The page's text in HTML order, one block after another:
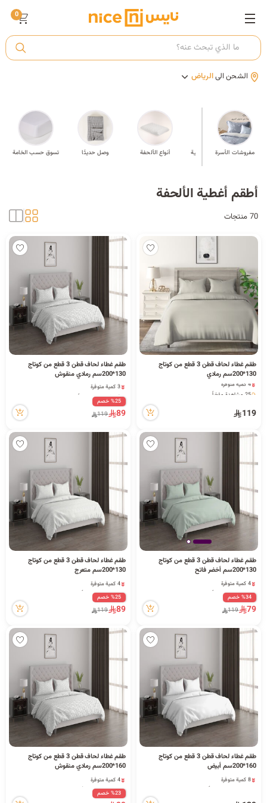
أ
د
ا
ا
الشحن الىالرياض
0
مفروشات الأسرة
أطقم اللحف وأغطية
أنواع الألحفة وصل حديثَا تسوق حسب الخامة
أطقم أغطية الألحفة
70 منتجات
طقم غطاء لحاف قطن 3 قطع من كوتاج
130*200سم رمادي
25 مشاهدة مؤخراً
25 مشاهدة مؤخراً
119
طقم غطاء لحاف قطن 3 قطع من كوتاج
130*200سم رمادي منقوش
1 قطعة بيعت مؤخراً
58 مشاهدة مؤخراً
3 كمية متوفرة
58 مشاهدة مؤخراً
%25 خصم
89
119
طقم غطاء لحاف قطن 3 قطع من كوتاج
130*200سم أخضر فاتح
21 مشاهدة مؤخراً
4 كمية متوفرة
21 مشاهدة مؤخراً
%34 خصم
79
119
طقم غطاء لحاف قطن 3 قطع من كوتاج
130*200سم متعرج
21 مشاهدة مؤخراً
4 كمية متوفرة
21 مشاهدة مؤخراً
%25 خصم
89
119
طقم غطاء لحاف قطن 3 قطع من كوتاج
160*200سم أبيض
1 قطعة بيعت مؤخراً
طقم غطاء لحاف قطن 3 قطع من كوتاج
160*200سم رمادي منقوش
18 مشاهدة مؤخراً
4 كمية متوفرة%23 خصم